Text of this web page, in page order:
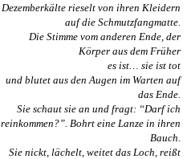
Dezemberkälte rieselt von ihren Kleidern
auf die Schmutzfangmatte.
Die Stimme vom anderen Ende, der
Körper aus dem Früher
es ist… sie ist tot
und blutet aus den Augen im Warten auf
das Ende.
Sie schaut sie an und fragt: “Darf ich
reinkommen?”. Bohrt eine Lanze in ihren
Bauch.
Sie nickt, lächelt, weitet das Loch, reißt